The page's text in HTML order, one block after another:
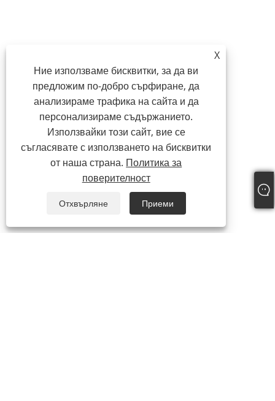
X
Ние използваме бисквитки, за да ви
предложим по-добро сърфиране, да
анализираме трафика на сайта и да
персонализираме съдържанието.
Използвайки този сайт, вие се
съгласявате с използването на бисквитки
от наша страна. Политика за
поверителност
Отхвърляне Приеми